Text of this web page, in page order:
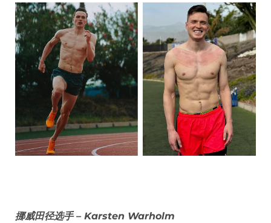
挪威田径选手 – Karsten Warholm